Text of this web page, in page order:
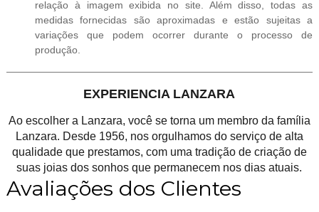
relação à imagem exibida no site. Além disso, todas as
medidas fornecidas são aproximadas e estão sujeitas a
variações que podem ocorrer durante o processo de
produção.
EXPERIENCIA LANZARA
Ao escolher a Lanzara, você se torna um membro da família
Lanzara. Desde 1956, nos orgulhamos do serviço de alta
qualidade que prestamos, com uma tradição de criação de
suas joias dos sonhos que permanecem nos dias atuais.
Avaliações dos Clientes